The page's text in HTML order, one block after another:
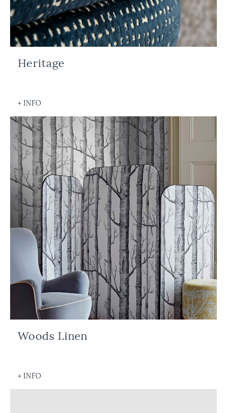
Heritage
+ INFO
Woods Linen
+ INFO